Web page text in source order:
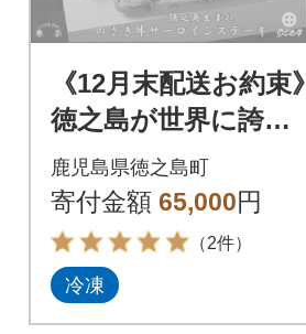
《12月末配送お約束》
徳之島が世界に誇
る“のざき牛”サーロ
インステーキギフト
鹿児島県徳之島町
寄付金額 65,000円
（2件）
冷凍